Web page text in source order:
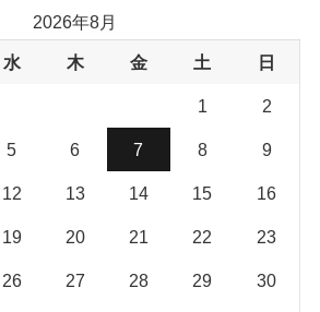
2026年8月
水 木 金 土 日
1 2
5 6 7 8 9
12 13 14 15 16
19 20 21 22 23
26 27 28 29 30